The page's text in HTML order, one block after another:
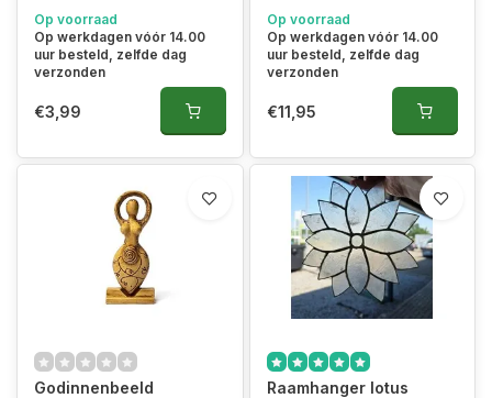
Op voorraad
Op werkdagen vóór 14.00
uur besteld, zelfde dag
verzonden
€3,99
Op voorraad
Op werkdagen vóór 14.00
uur besteld, zelfde dag
verzonden
€11,95
Godinnenbeeld
Raamhanger lotus